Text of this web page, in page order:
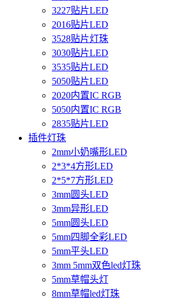
3227贴片LED
2016贴片LED
3528贴片灯珠
3030贴片LED
3535贴片LED
5050贴片LED
2020内置IC RGB
5050内置IC RGB
2835贴片LED
插件灯珠
2mm小奶嘴形LED
2*3*4方形LED
2*5*7方形LED
3mm圆头LED
3mm异形LED
5mm圆头LED
5mm四脚全彩LED
5mm平头LED
3mm 5mm双色led灯珠
5mm草帽头灯
8mm草帽led灯珠